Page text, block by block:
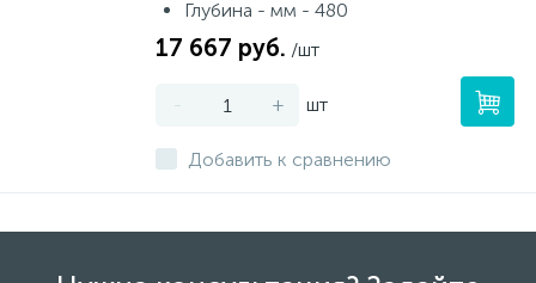
Глубина - мм - 480
17 667 руб. /шт
- + шт
Добавить к сравнению